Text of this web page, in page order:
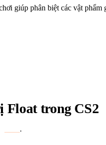
giúp phân biệt các vật phẩm
Float trong CS2
.